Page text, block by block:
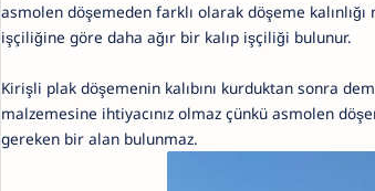
asmolen döşemeden farklı olarak döşeme
işçiliğine göre daha ağır bir kalıp işçiliği bulunur.
Kirişli plak döşemenin kalıbını kurduktan sonra
malzemesine ihtiyacınız olmaz çünkü asmolen
gereken bir alan bulunmaz.